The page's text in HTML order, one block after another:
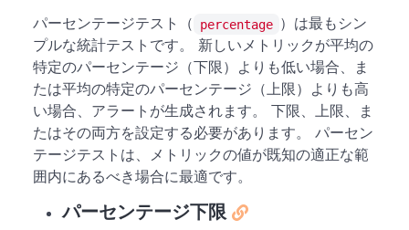
パーセンテージテスト（ percentage ）は最もシン
プルな統計テストです。 新しいメトリックが平均の
特定のパーセンテージ（下限）よりも低い場合、ま
たは平均の特定のパーセンテージ（上限）よりも高
い場合、アラートが生成されます。 下限、上限、ま
たはその両方を設定する必要があります。 パーセン
テージテストは、メトリックの値が既知の適正な範
囲内にあるべき場合に最適です。
パーセンテージ下限